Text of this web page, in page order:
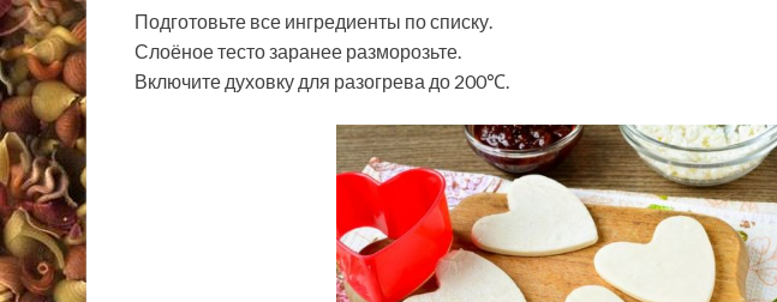
Подготовьте все ингредиенты по списку.
Слоёное тесто заранее разморозьте.
Включите духовку для разогрева до 200℃.